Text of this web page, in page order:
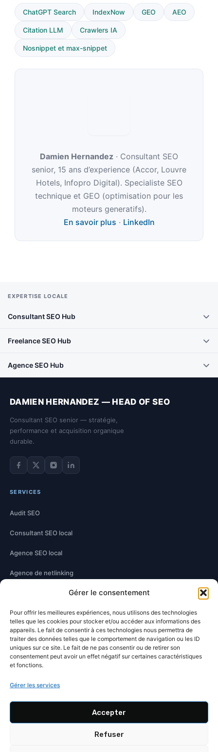
Gérer le consentement
Pour offrir les meilleures expériences, nous utilisons des technologies
telles que les cookies pour stocker et/ou accéder aux informations des
appareils. Le fait de consentir à ces technologies nous permettra de
traiter des données telles que le comportement de navigation ou les ID
uniques sur ce site. Le fait de ne pas consentir ou de retirer son
consentement peut avoir un effet négatif sur certaines caractéristiques
et fonctions.
Gérer les services
Accepter
Refuser
ChatGPT Search IndexNow GEO AEO
Citation LLM Crawlers IA
Nosnippet et max-snippet
Damien Hernandez · Consultant SEO
senior, 15 ans d’experience (Accor, Louvre
Hotels, Infopro Digital). Specialiste SEO
technique et GEO (optimisation pour les
moteurs generatifs).
En savoir plus · LinkedIn
EXPERTISE LOCALE
Consultant SEO Hub
Freelance SEO Hub
Agence SEO Hub
DAMIEN HERNANDEZ — HEAD OF SEO
Consultant SEO senior — stratégie,
performance et acquisition organique
durable.
Facebook de Damien Hernandez
Twitter de Damien Hernandez
Instagram de Damien Hernandez
LinkedIn de Damien Hernandez
SERVICES
Audit SEO
Consultant SEO local
Agence SEO local
Agence de netlinking
Optimisation technique
Optimisation contenu
À PROPOS
Damien Hernandez
Blog SEO
Contact
Wikidata